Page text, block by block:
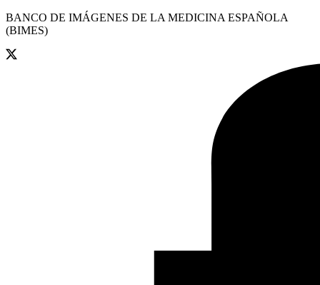
BANCO DE IMÁGENES DE LA MEDICINA ESPAÑOLA
(BIMES)